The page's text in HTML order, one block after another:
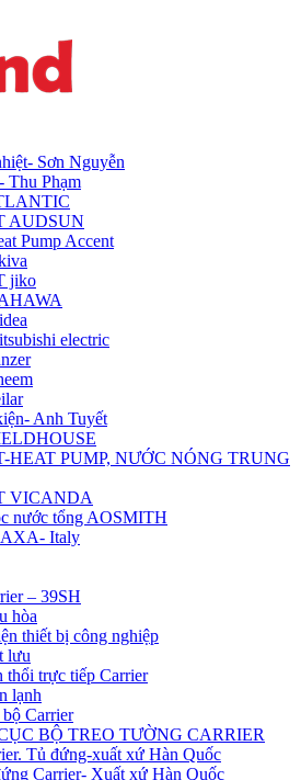
Sơn Nguyễn
Thu Phạm
AUDSUN
Pump Accent
jiko
electric
Anh Tuyết
HEAT PUMP, NƯỚC NÓNG TRUNG
VICANDA
nước tổng AOSMITH
Italy
– 39SH
hòa
thiết bị công nghiệp
lưu
thổi trực tiếp Carrier
lạnh
Carrier
BỘ TREO TƯỜNG CARRIER
Tủ đứng-xuất xứ Hàn Quốc
Carrier- Xuất xứ Hàn Quốc